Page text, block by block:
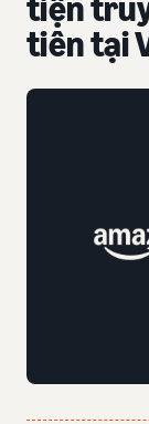
tiện
tiên tại